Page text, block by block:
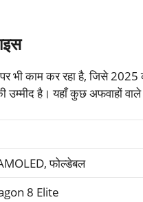
काम कर रहा है, जिसे 2025
है। यहाँ कुछ अफवाहों वाले
फोल्डेबल
8 Elite